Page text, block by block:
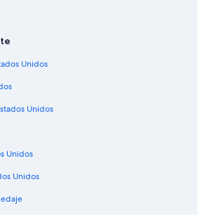
Aurora
en Aurora
AuroraUnidos
Unidos
Unidos
Unidos